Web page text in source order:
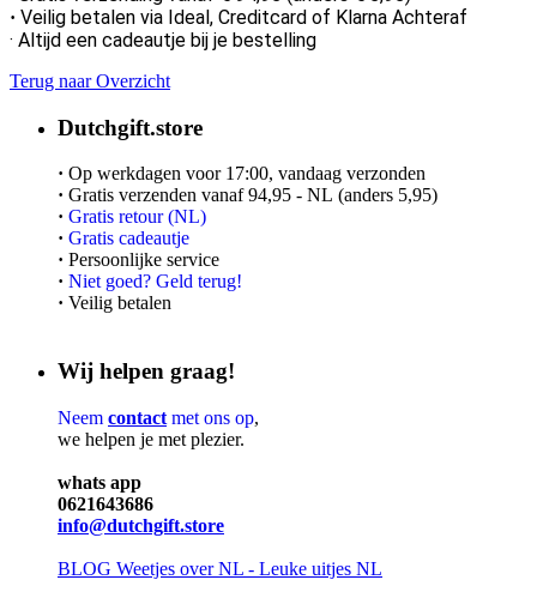
· Veilig betalen via Ideal, Creditcard of Klarna Achteraf
· Altijd een cadeautje bij je bestelling
Terug naar Overzicht
Dutchgift.store
· Op werkdagen voor 17:00, vandaag verzonden
· Gratis verzenden vanaf 94,95 - NL (anders 5,95)
· Gratis retour (NL)
· Gratis cadeautje
· Persoonlijke service
· Niet goed? Geld terug!
· Veilig betalen
Wij helpen graag!
Neem contact met ons op,
we helpen je met plezier.
whats app
0621643686
info@dutchgift.store
BLOG Weetjes over NL - Leuke uitjes NL